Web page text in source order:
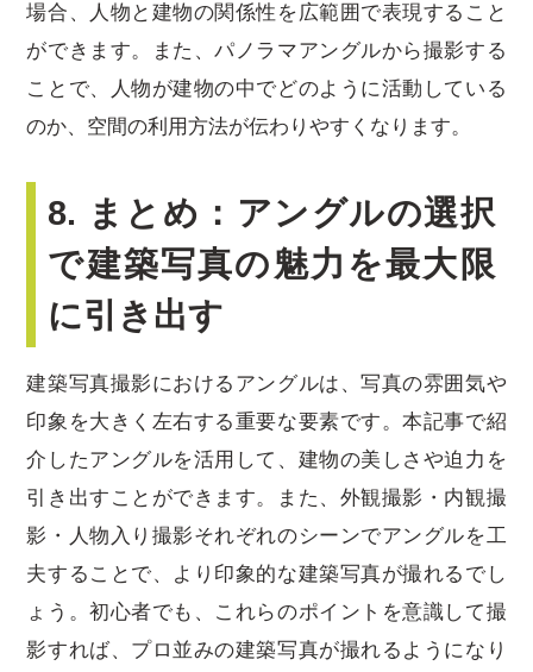
場合、人物と建物の関係性を広範囲で表現すること
ができます。また、パノラマアングルから撮影する
ことで、人物が建物の中でどのように活動している
のか、空間の利用方法が伝わりやすくなります。
8. まとめ：アングルの選択
で建築写真の魅力を最大限
に引き出す
建築写真撮影におけるアングルは、写真の雰囲気や
印象を大きく左右する重要な要素です。本記事で紹
介したアングルを活用して、建物の美しさや迫力を
引き出すことができます。また、外観撮影・内観撮
影・人物入り撮影それぞれのシーンでアングルを工
夫することで、より印象的な建築写真が撮れるでし
ょう。初心者でも、これらのポイントを意識して撮
影すれば、プロ並みの建築写真が撮れるようになり